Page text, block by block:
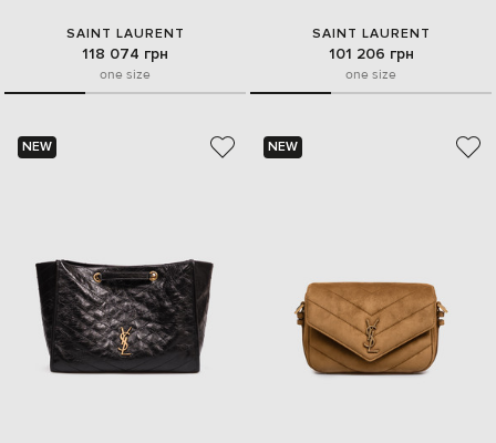
SAINT LAURENT
118 074 грн
one size
SAINT LAURENT
101 206 грн
one size
NEW NEW